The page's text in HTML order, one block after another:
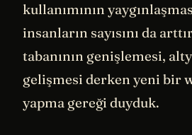
kullanımının
insanların sayısını da
tabanının genişlemesi,
gelişmesi derken yeni bir
yapma gereği duyduk.